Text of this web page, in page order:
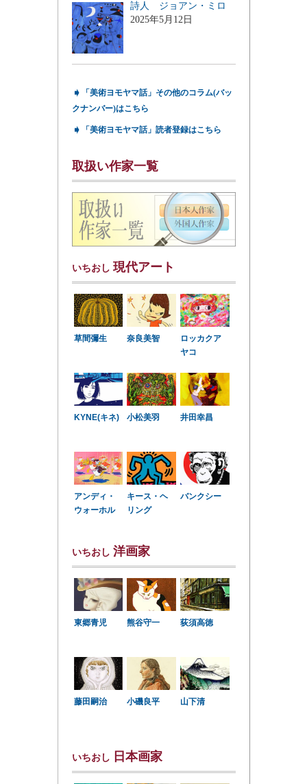
詩人 ジョアン・ミロ
2025年5月12日
➧
「美術ヨモヤマ話」その他のコラム(バッ
クナンバー)はこちら
➧ 「美術ヨモヤマ話」読者登録はこちら
取扱い作家一覧
いちおし 現代アート
草間彌生 奈良美智
ロッカクア
ヤコ
KYNE(キネ) 小松美羽 井田幸昌
アンディ・
ウォーホル
キース・ヘ
リング
バンクシー
いちおし 洋画家
東郷青児 熊谷守一 荻須高徳
藤田嗣治 小磯良平 山下清
いちおし 日本画家